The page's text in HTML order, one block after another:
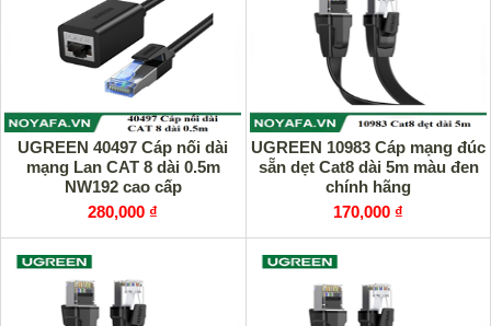
UGREEN 40497 Cáp nối dài
mạng Lan CAT 8 dài 0.5m
NW192 cao cấp
280,000 ₫
UGREEN 10983 Cáp mạng đúc
sẵn dẹt Cat8 dài 5m màu đen
chính hãng
170,000 ₫